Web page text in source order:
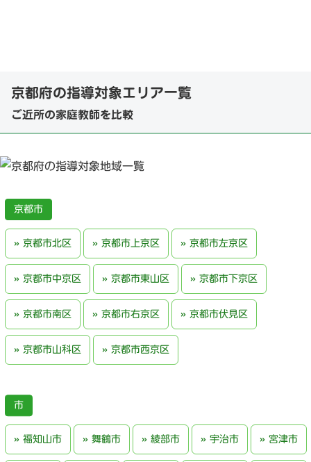
京都府の指導対象エリア一覧
ご近所の家庭教師を比較
京都市
京都市北区 京都市上京区 京都市左京区
京都市中京区 京都市東山区 京都市下京区
京都市南区 京都市右京区 京都市伏見区
京都市山科区 京都市西京区
福知山市 舞鶴市 綾部市 宇治市 宮津市